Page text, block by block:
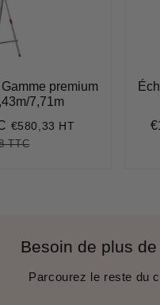
premium
7,71m
€696,39
€580,33 HT
TTC€927,28
Besoin de plus
Parcourez le reste du